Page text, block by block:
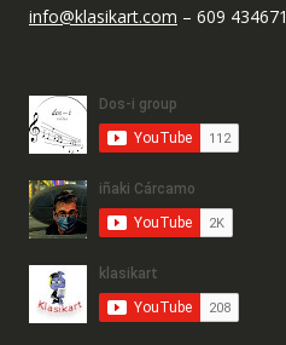
info@klasikart.com – 609 434671